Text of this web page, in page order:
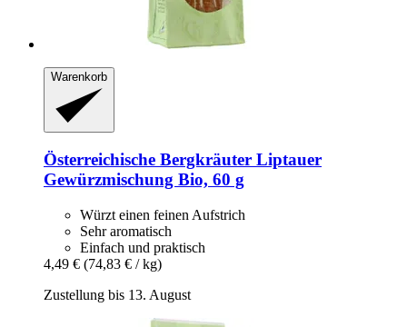
Warenkorb
Österreichische Bergkräuter Liptauer
Gewürzmischung Bio, 60 g
Würzt einen feinen Aufstrich
Sehr aromatisch
Einfach und praktisch
4,49 € (74,83 € / kg)
Zustellung bis 13. August